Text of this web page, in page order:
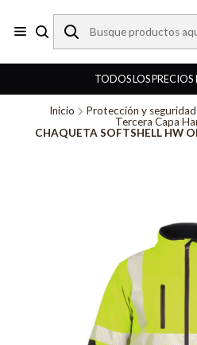
TODOS LOS
Inicio Protección y seguridad
Tercera Capa
CHAQUETA SOFTSHELL HW